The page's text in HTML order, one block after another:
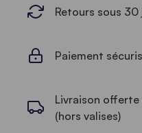
Retours sous 30
Paiement
Livraison
(hors valises)